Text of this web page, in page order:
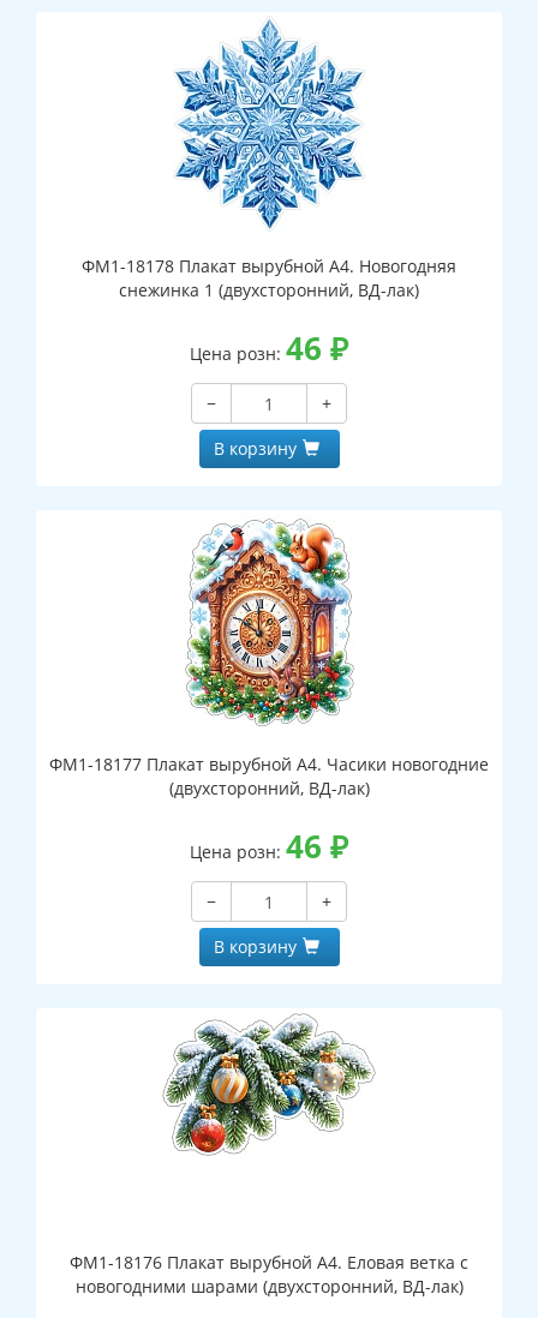
ФМ1-18178 Плакат вырубной А4. Новогодняя
снежинка 1 (двухсторонний, ВД-лак)
Цена розн: 46 ₽
−
+
В корзину
ФМ1-18177 Плакат вырубной А4. Часики новогодние
(двухсторонний, ВД-лак)
Цена розн: 46 ₽
−
+
В корзину
ФМ1-18176 Плакат вырубной А4. Еловая ветка с
новогодними шарами (двухсторонний, ВД-лак)